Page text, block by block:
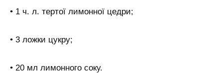
• 1 ч. л. тертої лимонної цедри;
• 3 ложки цукру;
• 20 мл лимонного соку.